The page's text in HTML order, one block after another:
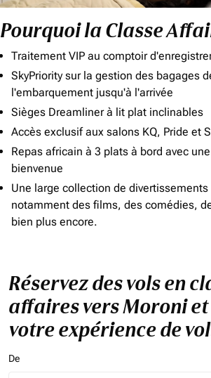
Pourquoi la Classe
Traitement VIP au comptoir
SkyPriority sur la gestion des bagages
l'embarquement jusqu'à l'arrivée
Sièges Dreamliner à lit plat inclinables
Accès exclusif aux salons KQ, Pride et
Repas africain à 3 plats à bord avec
bienvenue
Une large collection de divertissements
notamment des films, des comédies,
bien plus encore.
Réservez des vols en
affaires vers Moroni
votre expérience de
De